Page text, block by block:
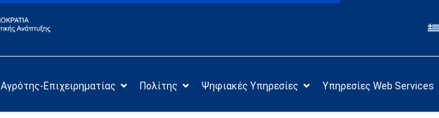
Αγρότης-Επιχειρηματίας Πολίτης Ψηφιακές Υπηρεσίες Υπηρεσίες Web Services